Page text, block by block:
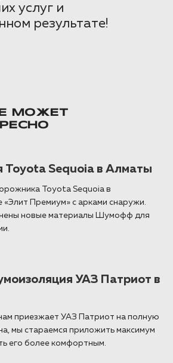
услуг и
результате!
МОЖЕТ
Toyota Sequoia в Алматы
Toyota Sequoia в
«Элит Премиум» с арками снаружи.
новые материалы Шумофф для
УАЗ Патриот в
приезжает УАЗ Патриот на полную
мы стараемся приложить максимум
его более комфортным.